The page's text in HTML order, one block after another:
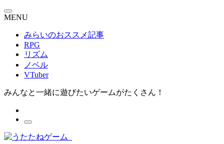
MENU
みらいのおススメ記事
RPG
リズム
ノベル
VTuber
みんなと一緒に遊びたいゲームがたくさん！